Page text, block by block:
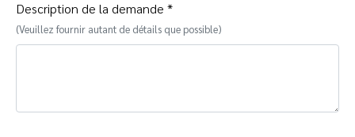
Description de la demande *
(Veuillez fournir autant de détails que possible)